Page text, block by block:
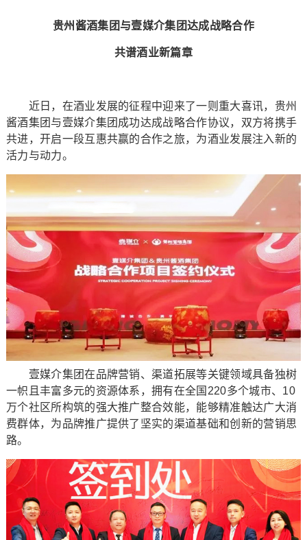
贵州酱酒集团与壹媒介集团达成战略合作
共谱酒业新篇章
近日，在酒业发展的征程中迎来了一则重大喜讯，贵州
酱酒集团与壹媒介集团成功达成战略合作协议，双方将携手
共进，开启一段互惠共赢的合作之旅，为酒业发展注入新的
活力与动力。
壹媒介集团在品牌营销、渠道拓展等关键领域具备独树
一帜且丰富多元的资源体系，拥有在全国220多个城市、10
万个社区所构筑的强大推广整合效能，能够精准触达广大消
费群体，为品牌推广提供了坚实的渠道基础和创新的营销思
路。